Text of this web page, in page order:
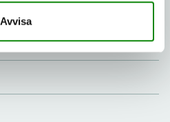
Avvisa